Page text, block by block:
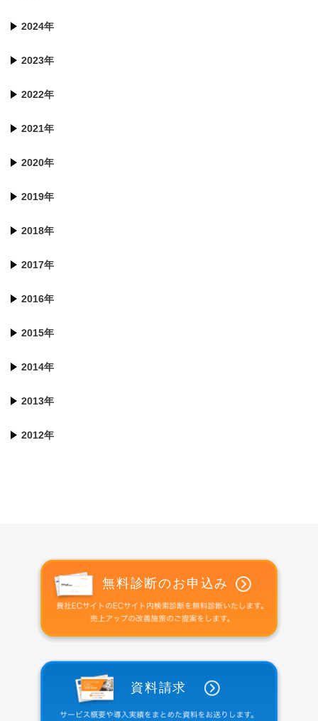
2024年
2023年
2022年
2021年
2020年
2019年
2018年
2017年
2016年
2015年
2014年
2013年
2012年
無料診断のお申込み
資料請求